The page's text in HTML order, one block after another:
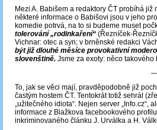
Mezi A. Babišem a redaktory ČT probíhá
některé informace o Babišovi jsou v jeho
komedie potrvá, na to si budeme muset
tolerování „rodinkaření“ (Řezníček-
Vichnar: otec a syn; v brněnské redakci
být již dlouhé měsíce provokativní
slovenštině. Jsme za exoty: něco
To, jak se věci mají, pravděpodobně již
častým hostem ČT. Tentokrát totiž sehrál
„užitečného idiota“. Nejen server „Info.cz“,
informace z Blažkova facebookového
inkriminovaného článku J. Urválka a H.